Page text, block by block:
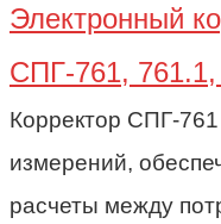
Электронный
СПГ-761, 761.1,
Корректор СПГ-
измерений,
расчеты между